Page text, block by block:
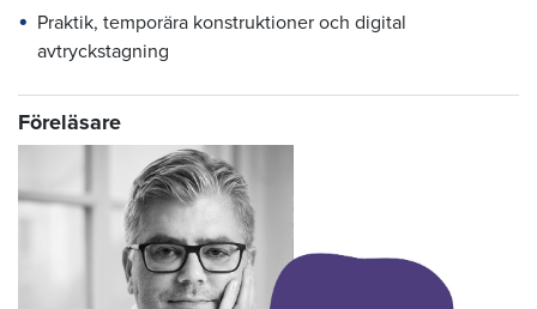
Praktik, temporära konstruktioner och digital
avtryckstagning
Föreläsare